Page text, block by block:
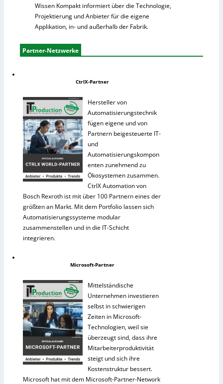
Wissen Kompakt informiert über die Technologie,
Projektierung und Anbieter für die eigene
Applikation, in- und außerhalb der Fabrik.
Partner-Netzwerke
CtrlX-Partner
Hersteller von
Automatisierungstechnik
fügen eigene und von
Partnern beigesteuerte IT-
und
Automatisierungskompon
enten zunehmend zu
Ökosystemen zusammen.
CtrlX Automation von
Bosch Rexroth ist mit über 100 Partnern eines der
größten an Markt. Mit dem Portfolio lassen sich
Automatisierungssysteme modular
zusammenstellen und in die IT-Schicht
integrieren.
Microsoft-Partner
Mittelständische
Unternehmen investieren
selbst in schwierigen
Zeiten in Microsoft-
Technologien, weil sie
überzeugt sind, dass ihre
Mitarbeiterproduktivität
steigt und sich ihre
Kostenstruktur bessert.
Microsoft hat mit dem Microsoft-Partner-Network